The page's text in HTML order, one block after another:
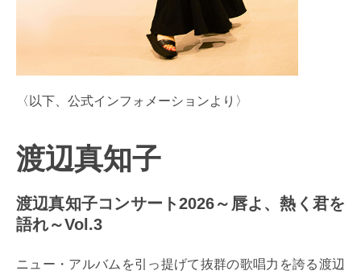
〈以下、公式インフォメーションより〉
渡辺真知子
渡辺真知子コンサート2026～唇よ、熱く君を
語れ～Vol.3
ニュー・アルバムを引っ提げて抜群の歌唱力を誇る渡辺